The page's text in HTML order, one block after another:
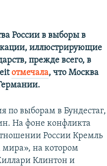
России в выборы в
иллюстрирующие
прежде всего, в
отмечала, что Москва
по выборам в Бундестаг,
На фоне конфликта
России Кремль
мира», на котором
Клинтон и